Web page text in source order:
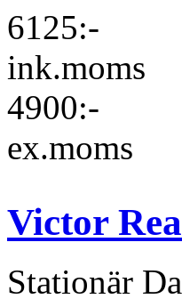
6125:-
ink.moms
4900:-
ex.moms
Victor
Stationär